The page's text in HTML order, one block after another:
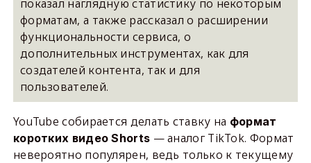
показал наглядную статистику по некоторым
форматам, а также рассказал о расширении
функциональности сервиса, о
дополнительных инструментах, как для
создателей контента, так и для
пользователей.
YouTube собирается делать ставку на формат
коротких видео Shorts — аналог TikTok. Формат
невероятно популярен, ведь только к текущему